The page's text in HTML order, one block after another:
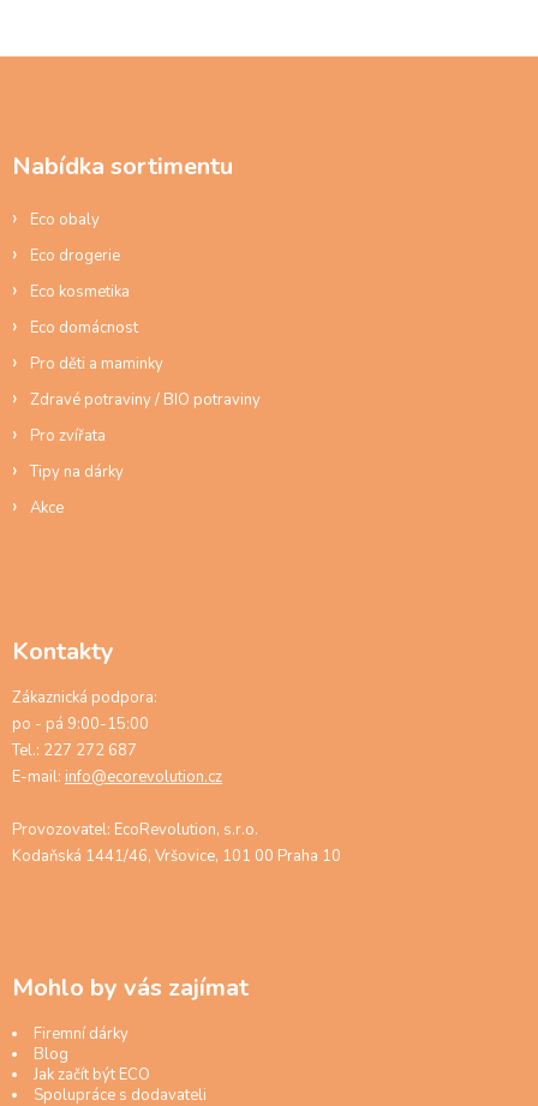
d
Nabídka sortimentu
Eco obaly
Eco drogerie
Eco kosmetika
Eco domácnost
Pro děti a maminky
Zdravé potraviny / BIO potraviny
Pro zvířata
Tipy na dárky
Akce
Kontakty
Zákaznická podpora:
po - pá 9:00-15:00
Tel.: 227 272 687
E-mail: info@ecorevolution.cz
Provozovatel: EcoRevolution, s.r.o.
Kodaňská 1441/46, Vršovice, 101 00 Praha 10
Mohlo by vás zajímat
Firemní dárky
Blog
Jak začít být ECO
Spolupráce s dodavateli